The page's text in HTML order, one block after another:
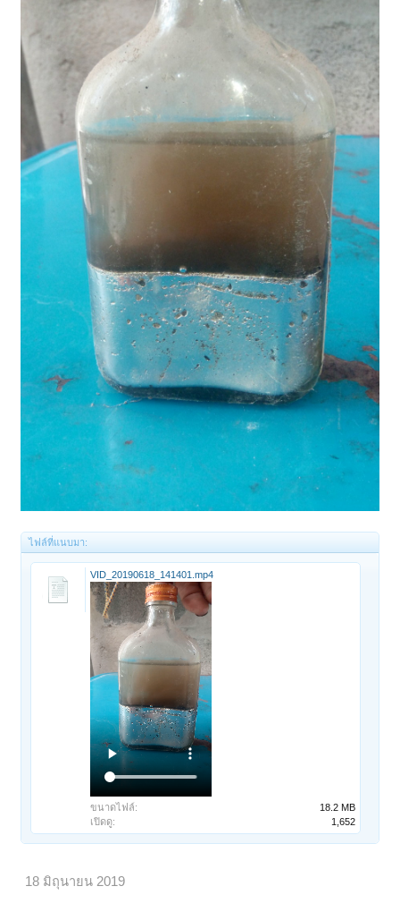
ไฟล์ที่แนบมา:
VID_20190618_141401.mp4
ขนาดไฟล์:
18.2 MB
เปิดดู:
1,652
18 มิถุนายน 2019